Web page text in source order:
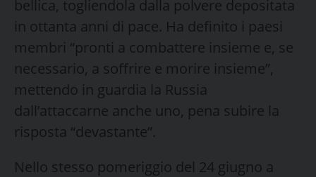
bellica, togliendola dalla polvere depositata
in ottanta anni di pace. Ha definito i paesi
membri “pronti a combattere insieme e, se
necessario, a soffrire e morire insieme”,
mettendo in guardia la Russia
dall’attaccarne anche uno, pena subire la
risposta “devastante”.
Nello stesso pomeriggio del 24 giugno a